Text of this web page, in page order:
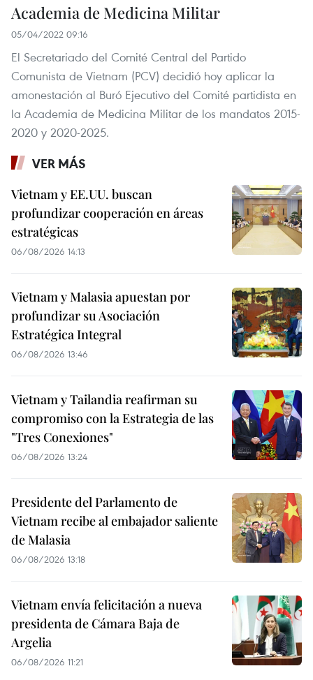
Academia de Medicina Militar
05/04/2022 09:16
El Secretariado del Comité Central del Partido
Comunista de Vietnam (PCV) decidió hoy aplicar la
amonestación al Buró Ejecutivo del Comité partidista en
la Academia de Medicina Militar de los mandatos 2015-
2020 y 2020-2025.
VER MÁS
Vietnam y EE.UU. buscan
profundizar cooperación en áreas
estratégicas
06/08/2026 14:13
Vietnam y Malasia apuestan por
profundizar su Asociación
Estratégica Integral
06/08/2026 13:46
Vietnam y Tailandia reafirman su
compromiso con la Estrategia de las
"Tres Conexiones"
06/08/2026 13:24
Presidente del Parlamento de
Vietnam recibe al embajador saliente
de Malasia
06/08/2026 13:18
Vietnam envía felicitación a nueva
presidenta de Cámara Baja de
Argelia
06/08/2026 11:21